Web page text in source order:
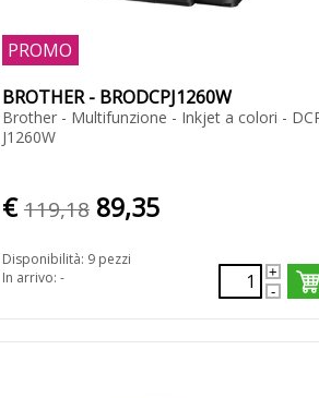
BROTHER - BRODCPJ1260W
Brother - Multifunzione - Inkjet a colori -
J1260W
€119,1889,35
PROMO
Disponibilità: 9 pezzi
In arrivo: -